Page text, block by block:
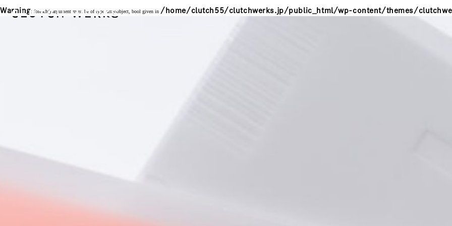
Warning: foreach() argument must be of type array|object, bool given in /home/clutch55/clutchwerks.jp/public_html/wp-content/themes/